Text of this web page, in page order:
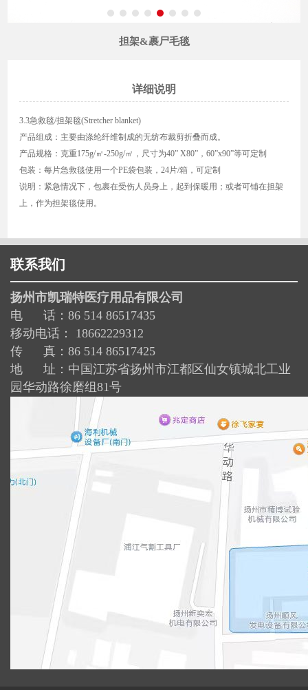
担架&裹尸毛毯
详细说明
3.3急救毯/担架毯(Stretcher blanket)
产品组成：主要由涤纶纤维制成的无纺布裁剪折叠而成。
产品规格：克重175g/㎡-250g/㎡，尺寸为40” X80”，60”x90”等可定制
包装：每片急救毯使用一个PE袋包装，24片/箱，可定制
说明：紧急情况下，包裹在受伤人员身上，起到保暖用；或者可铺在担架
上，作为担架毯使用。
联系我们
扬州市凯瑞特医疗用品有限公司
电 话：86 514 86517435
移动电话： 18662229312
传 真：86 514 86517425
地 址：中国江苏省扬州市江都区仙女镇城北工业
园华动路徐磨组81号